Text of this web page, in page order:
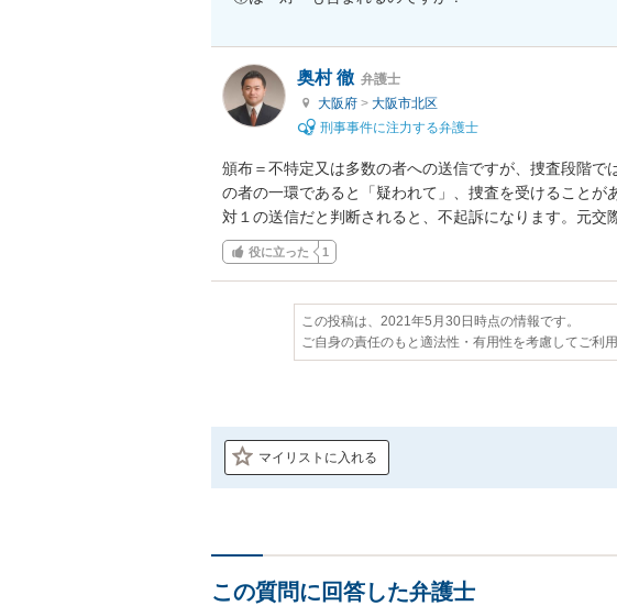
奥村 徹 弁護士
大阪府 > 大阪市北区
刑事事件に注力する弁護士
頒布＝不特定又は多数の者への送信ですが、捜査段階で
の者の一環であると「疑われて」、捜査を受けることが
対１の送信だと判断されると、不起訴になります。元交
役に立った 1
この投稿は、2021年5月30日時点の情報です。
ご自身の責任のもと適法性・有用性を考慮してご利
マイリストに入れる
この質問に回答した弁護士